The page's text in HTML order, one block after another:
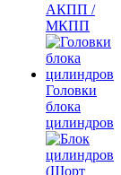
АКПП /
МКПП
Головки
блока
цилиндров